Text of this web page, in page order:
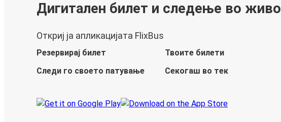
Дигитален билет и следење во живо
Откриј ја апликацијата FlixBus
Резервирај билет
Твоите билети
Следи го своето патување
Секогаш во тек